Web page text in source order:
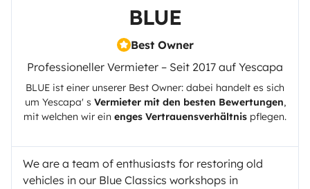
BLUE
Best Owner
Professioneller Vermieter – Seit 2017 auf Yescapa
BLUE ist einer unserer Best Owner: dabei handelt es sich
um Yescapa' s Vermieter mit den besten Bewertungen,
mit welchen wir ein enges Vertrauensverhältnis pflegen.
We are a team of enthusiasts for restoring old
vehicles in our Blue Classics workshops in